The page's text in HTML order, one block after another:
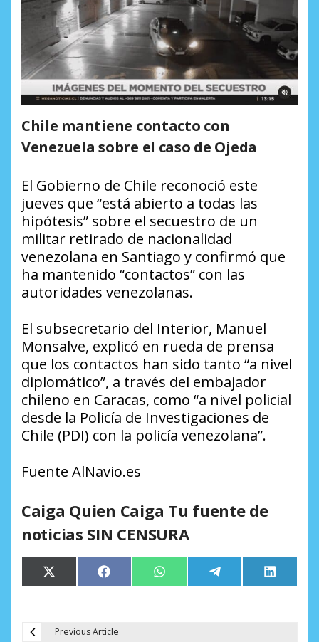
Chile mantiene contacto con
Venezuela sobre el caso de Ojeda
El Gobierno de Chile reconoció este
jueves que “está abierto a todas las
hipótesis” sobre el secuestro de un
militar retirado de nacionalidad
venezolana en Santiago y confirmó que
ha mantenido “contactos” con las
autoridades venezolanas.
El subsecretario del Interior, Manuel
Monsalve, explicó en rueda de prensa
que los contactos han sido tanto “a nivel
diplomático”, a través del embajador
chileno en Caracas, como “a nivel policial
desde la Policía de Investigaciones de
Chile (PDI) con la policía venezolana”.
Fuente AlNavio.es
Caiga Quien Caiga Tu fuente de
noticias SIN CENSURA
Compartir
en
X
(Twitter)
Compartir
en
Facebook Compartir
en
WhatsApp Compartir
en
Telegram
en
LinkedIn
Previous Article